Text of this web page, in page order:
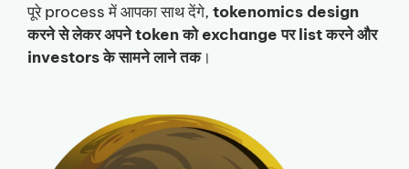
पूरे process में आपका साथ देंगे, tokenomics design
करने से लेकर अपने token को exchange पर list करने और
investors के सामने लाने तक।